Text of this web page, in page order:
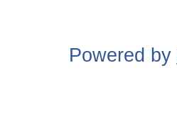
Powered by